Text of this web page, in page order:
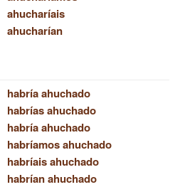
ahucharíais
ahucharían
habría ahuchado
habrías ahuchado
habría ahuchado
habríamos ahuchado
habríais ahuchado
habrían ahuchado